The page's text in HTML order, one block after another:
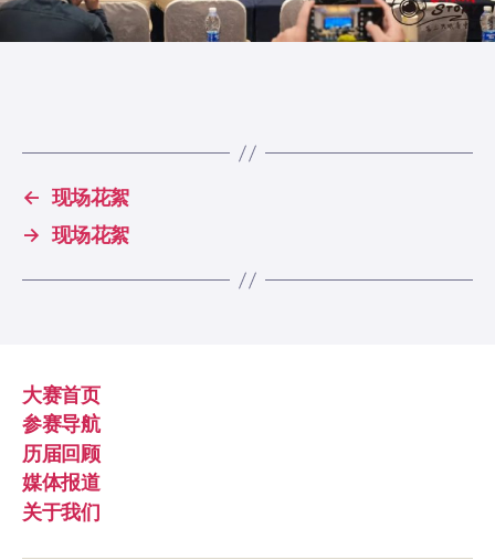
← 现场花絮
→ 现场花絮
大赛首页
参赛导航
历届回顾
媒体报道
关于我们